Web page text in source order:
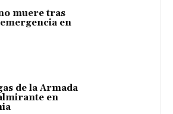
muere tras
en
de la Armada
en